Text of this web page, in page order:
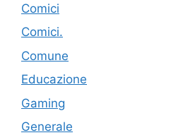
Comici
Comici.
Comune
Educazione
Gaming
Generale